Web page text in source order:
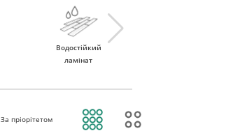
Водостійкий
ламінат
За пріорітетом